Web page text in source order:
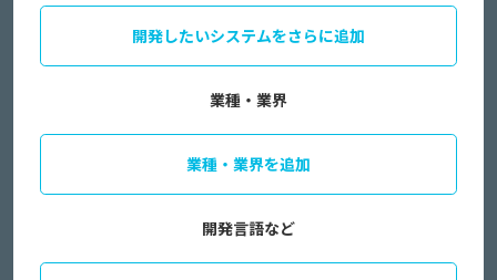
開発したいシステムをさらに追加
業種・業界
業種・業界を追加
開発言語など